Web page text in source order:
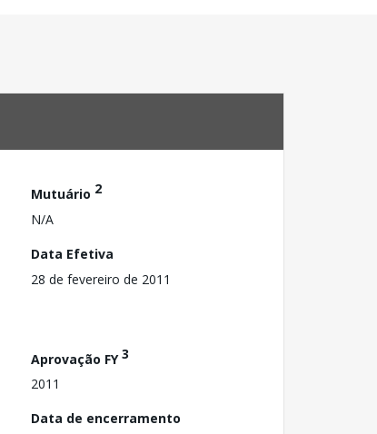
Mutuário 2
N/A
Data Efetiva
28 de fevereiro de 2011
Aprovação FY3
2011
Data de encerramento